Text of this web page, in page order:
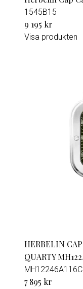
1545B15
9 195 kr
Visa produkten
HERBELIN
QUARTY
7 895 kr